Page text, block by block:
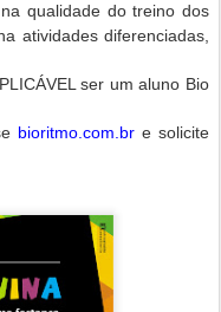
qualidade do treino dos
atividades diferenciadas,
ser um aluno Bio
bioritmo.com.bre solicite